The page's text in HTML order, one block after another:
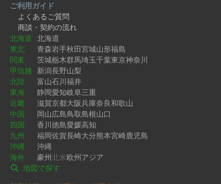
ご利用ガイド
よくあるご質問
商談・契約の流れ
北海道 北海道
東北
青森岩手秋田宮城山形福島
関東
茨城栃木群馬埼玉千葉東京神奈川
甲信越 新潟長野山梨
北陸
富山石川福井
東海
静岡愛知岐阜三重
近畿
滋賀京都大阪兵庫奈良和歌山
中国
岡山広島鳥取島根山口
四国
香川徳島愛媛高知
九州
福岡佐賀長崎大分熊本宮崎鹿児島
沖縄
沖縄
海外
豪州北米欧州アジア
地図で探す